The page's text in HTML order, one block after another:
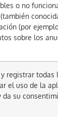
o no
(por
sobre los
registrar todas
el uso de la
da su